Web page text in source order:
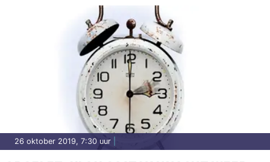
26 oktober 2019, 7:30 uur